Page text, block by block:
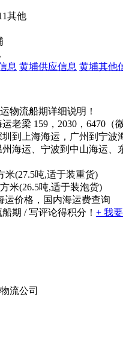
其他
息 黄埔供应信息 黄埔其他
物流船期详细说明！
老梁 159，2030，6470（
到上海海运，广州到宁
海运、宁波到中山海运、
米(27.5吨,适于装重货)
米(26.5吨,适于装泡货)
运价格，国内海运费查询
期 / 写评论得积分！ + 我
流公司